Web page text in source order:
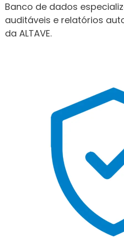
Banco de dados
auditáveis e relatórios
da ALTAVE.